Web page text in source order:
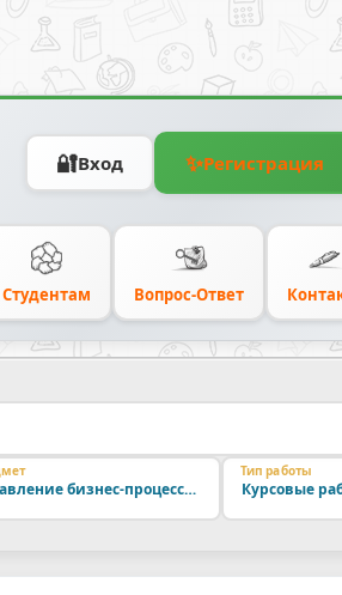
🔐Вход ✨Регистрация
Студентам Вопрос-Ответ
Тип работы